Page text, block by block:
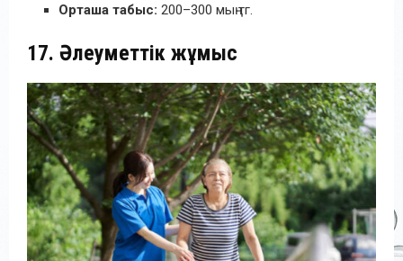
Орташа табыс: 200–300 мың тг.
17. Әлеуметтік жұмыс